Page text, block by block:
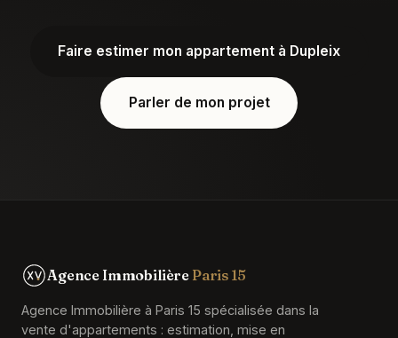
Faire estimer mon appartement à Dupleix
Parler de mon projet
Agence Immobilière Paris 15
Agence Immobilière à Paris 15 spécialisée dans la
vente d'appartements : estimation, mise en